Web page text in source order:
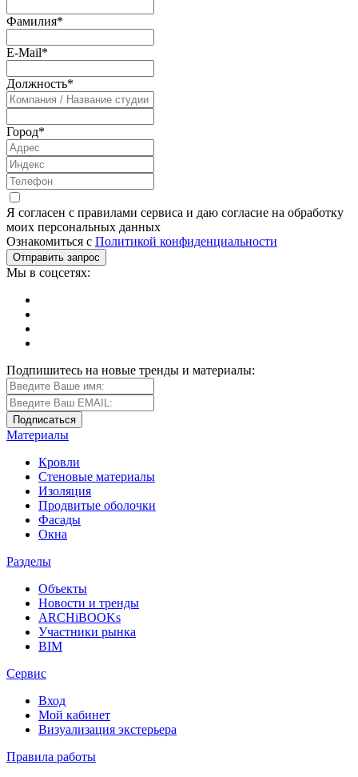
Фамилия*
E-Mail*
Должность*
Город*
Я согласен с правилами сервиса и даю согласие на обработку
моих персональных данных
Ознакомиться с Политикой конфиденциальности
Мы в соцсетях:
Подпишитесь на новые тренды и материалы:
Материалы
Кровли
Стеновые материалы
Изоляция
Продвитые оболочки
Фасады
Окна
Разделы
Объекты
Новости и тренды
ARCHiBOOKs
Участники рынка
BIM
Сервис
Вход
Мой кабинет
Визуализация экстерьера
Правила работы